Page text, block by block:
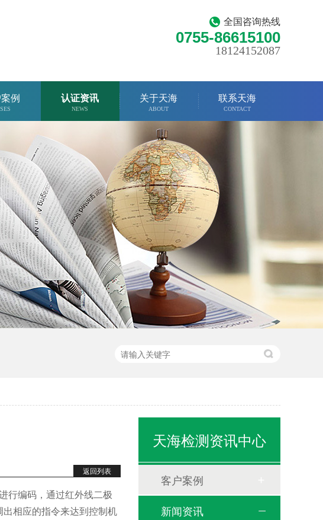
全国咨询热线
0755-86615100
18124152087
例 认证资讯
NEWS
关于天海
ABOUT
联系天海
CONTACT
返回列表
行编码，通过红外线二极
相应的指令来达到控制机
天海检测资讯中心
客户案例
新闻资讯